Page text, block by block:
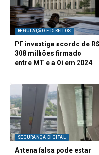
REGULAÇÃO E DIREITOS
PF investiga acordo de R$
308 milhões firmado
entre MT e a Oi em 2024
SEGURANÇA DIGITAL
Antena falsa pode estar